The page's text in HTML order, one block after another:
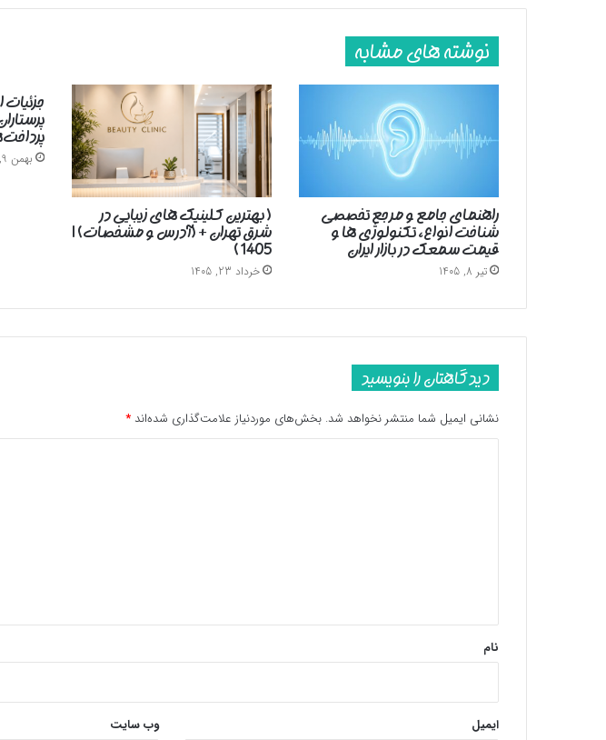
نوشته های مشابه
راهنمای جامع و مرجع تخصصی
شناخت انواع، تکنولوژی ها و
قیمت سمعک در بازار ایران
تیر 8, 1405
( بهترین کلینیک های زیبایی در
شرق تهران + (آدرس و مشخصات) |
1405 )
خرداد 23, 1405
بهمن 9, 1403
دیدگاهتان را بنویسید
نشانی ایمیل شما منتشر نخواهد شد. بخش‌های موردنیاز علامت‌گذاری شده‌اند *
نام
ایمیل وب‌ سایت